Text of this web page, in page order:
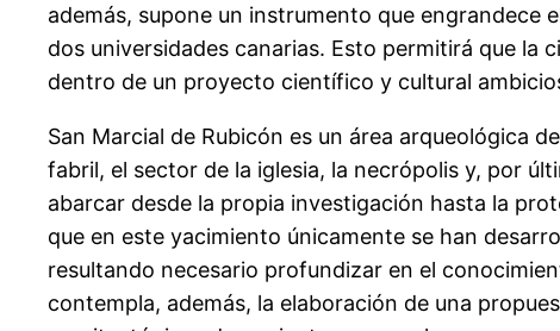
además, supone un instrumento que engrandece
dos universidades canarias. Esto permitirá que la
dentro de un proyecto científico y cultural
San Marcial de Rubicón es un área arqueológica
fabril, el sector de la iglesia, la necrópolis y, por
abarcar desde la propia investigación hasta la
que en este yacimiento únicamente se han
resultando necesario profundizar en el
contempla, además, la elaboración de una